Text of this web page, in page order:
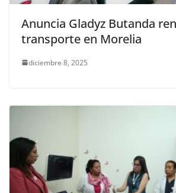
Anuncia Gladyz Butanda
transporte en Morelia
diciembre 8, 2025